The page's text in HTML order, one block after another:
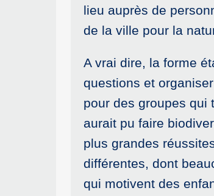
lieu auprès de
de la ville pour la
A vrai dire, la forme
questions et
pour des groupes qui
aurait pu faire
plus grandes
différentes, dont
qui motivent des